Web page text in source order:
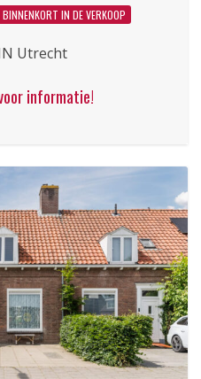
BINNENKORT IN DE VERKOOP
Utrecht
informatie!